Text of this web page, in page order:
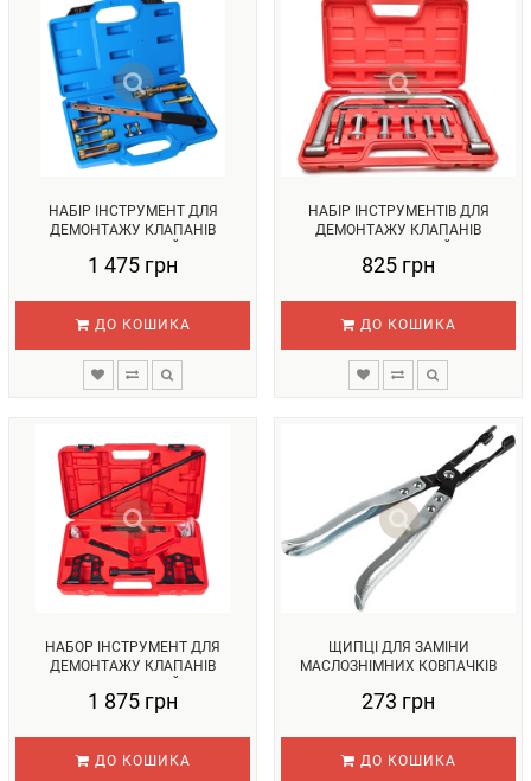
НАБІР ІНСТРУМЕНТ ДЛЯ
ДЕМОНТАЖУ КЛАПАНІВ
1 475 грн
ДО КОШИКА
НАБІР ІНСТРУМЕНТІВ ДЛЯ
ДЕМОНТАЖУ КЛАПАНІВ
825 грн
ДО КОШИКА
НАБОР ІНСТРУМЕНТ ДЛЯ
ДЕМОНТАЖУ КЛАПАНІВ
1 875 грн
ДО КОШИКА
ЩИПЦІ ДЛЯ ЗАМІНИ
МАСЛОЗНІМНИХ КОВПАЧКІВ
273 грн
ДО КОШИКА